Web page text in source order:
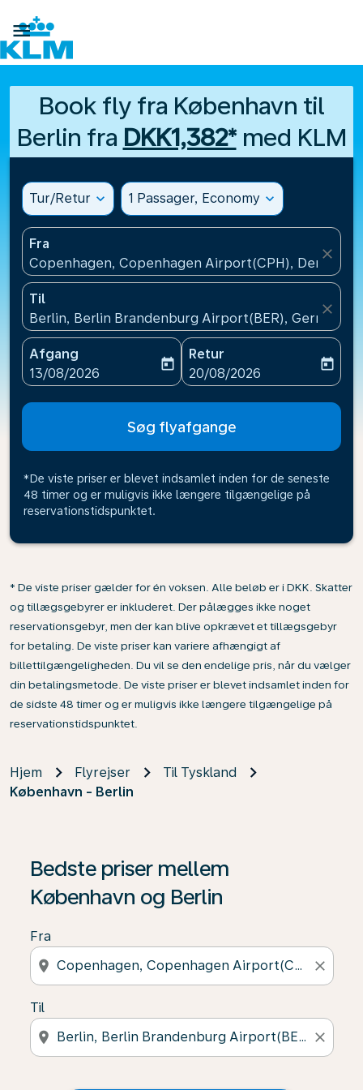

Book fly fra København til
Berlin fra DKK1,382*med KLM
Tur/Retur expand_more 1 Passager, Economy expand_more
Fra
Copenhagen, Copenhagen Airport(CPH), Denmark
close
Til
Berlin, Berlin Brandenburg Airport(BER), Germany
close
Afgang
fc-booking-departure-date-aria-label
13/08/2026
today
Retur
fc-booking-return-date-
20/08/2026
today
Søg flyafgange
*De viste priser er blevet indsamlet inden for de seneste
48 timer og er muligvis ikke længere tilgængelige på
reservationstidspunktet.
* De viste priser gælder for én voksen. Alle beløb er i DKK. Skatter
og tillægsgebyrer er inkluderet. Der pålægges ikke noget
reservationsgebyr, men der kan blive opkrævet et tillægsgebyr
for betaling. De viste priser kan variere afhængigt af
billettilgængeligheden. Du vil se den endelige pris, når du vælger
din betalingsmetode. De viste priser er blevet indsamlet inden for
de sidste 48 timer og er muligvis ikke længere tilgængelige på
reservationstidspunktet.
Hjem Flyrejser
Til Tyskland
København - Berlin
Bedste priser mellem
København og Berlin
Fra
location_on close
Til
location_on close